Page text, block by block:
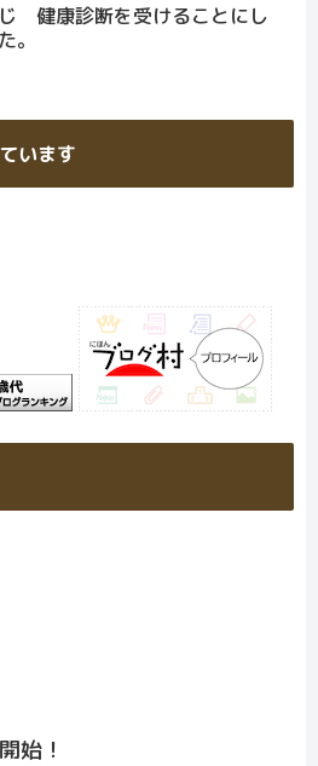
健康診断を受けることにし
。
います
始！